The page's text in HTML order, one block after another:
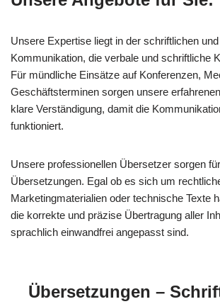
Unsere Expertise liegt in der schriftlichen
Kommunikation, die verbale und schriftliche
Für mündliche Einsätze auf Konferenzen,
Geschäftsterminen sorgen unsere
klare Verständigung, damit die
funktioniert.
Unsere professionellen Übersetzer sorgen
Übersetzungen. Egal ob es sich um
Marketingmaterialien oder technische Texte
die korrekte und präzise Übertragung aller
sprachlich einwandfrei angepasst sind.
Übersetzungen –